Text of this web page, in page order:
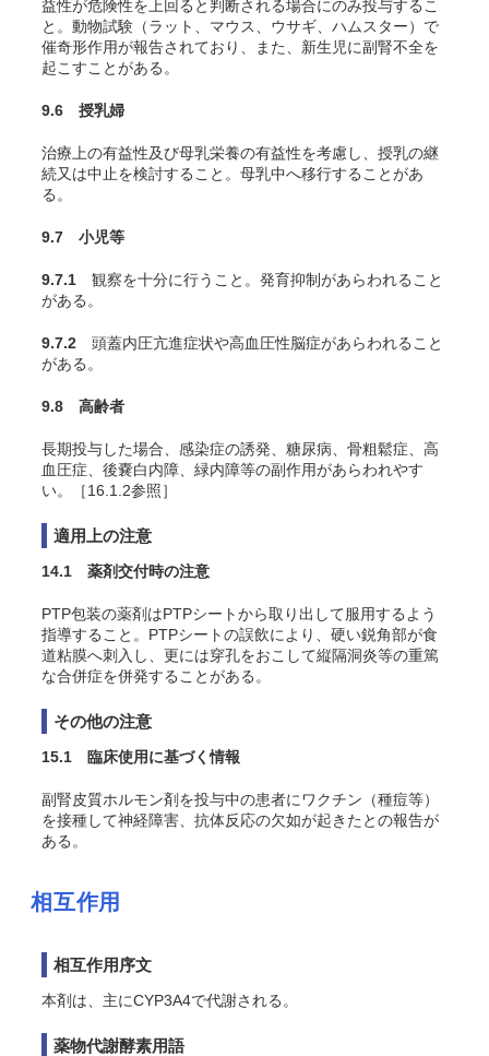
益性が危険性を上回ると判断される場合にのみ投与するこ
と。動物試験（ラット
、マウス 、ウサギ 、ハムスター）で
催奇形作用が報告されており、また、新生児に副腎不全を
起こすことがある。
9.6 授乳婦
治療上の有益性及び母乳栄養の有益性を考慮し、授乳の継
続又は中止を検討すること。母乳中へ移行することがあ
る。
9.7 小児等
9.7.1 観察を十分に行うこと。発育抑制があらわれること
がある。
9.7.2 頭蓋内圧亢進症状や高血圧性脳症があらわれること
がある。
9.8 高齢者
長期投与した場合、感染症の誘発、糖尿病、骨粗鬆症、高
血圧症、後嚢白内障、緑内障等の副作用があらわれやす
い。［16.1.2参照］
適用上の注意
14.1 薬剤交付時の注意
PTP包装の薬剤はPTPシートから取り出して服用するよう
指導すること。PTPシートの誤飲により、硬い鋭角部が食
道粘膜へ刺入し、更には穿孔をおこして縦隔洞炎等の重篤
な合併症を併発することがある。
その他の注意
15.1 臨床使用に基づく情報
副腎皮質ホルモン剤を投与中の患者にワクチン（種痘等）
を接種して神経障害、抗体反応の欠如が起きたとの報告が
ある。
相互作用
相互作用序文
本剤は、主にCYP3A4で代謝される。
薬物代謝酵素用語